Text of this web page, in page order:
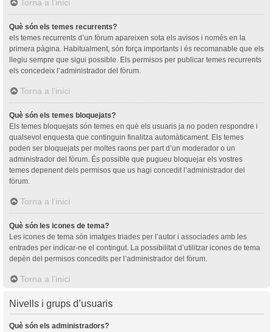
Torna a l’inici
Què són els temes recurrents?
els temes recurrents d’un fòrum apareixen sota els avisos i només en la
primera pàgina. Habitualment, són força importants i és recomanable que els
llegiu sempre que sigui possible. Els permisos per publicar temes recurrents
els concedeix l’administrador del fòrum.
Torna a l’inici
Què són els temes bloquejats?
Els temes bloquejats són temes en què els usuaris ja no poden respondre i
qualsevol enquesta que continguin finalitza automàticament. Els temes
poden ser bloquejats per moltes raons per part d’un moderador o un
administrador del fòrum. És possible que pugueu bloquejar els vostres
temes depenent dels permisos que us hagi concedit l’administrador del
fòrum.
Torna a l’inici
Què són les icones de tema?
Les icones de tema són imatges triades per l’autor i associades amb les
entrades per indicar-ne el contingut. La possibilitat d’utilitzar icones de tema
depèn del permisos concedits per l’administrador del fòrum.
Torna a l’inici
Nivells i grups d’usuaris
Què són els administradors?